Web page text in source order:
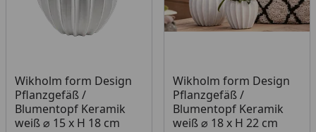
Wikholm form Design
Pflanzgefäß /
Blumentopf Keramik
weiß ⌀ 15 x H 18 cm
Produkt am Lager
Wikholm form Design
Pflanzgefäß /
Blumentopf Keramik
weiß ⌀ 18 x H 22 cm
Produkt am Lager